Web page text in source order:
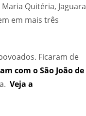
Quitéria, Jaguara
em mais três
Ficaram de
com o São João de
Veja a